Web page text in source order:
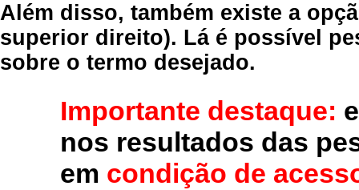
Além disso, também existe a
superior direito). Lá é possível
sobre o termo desejado.
Importante destaque:
nos resultados das
em condição de